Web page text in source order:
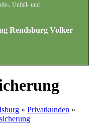
, Unfall- und
Rendsburg Volker
» Privatkunden »